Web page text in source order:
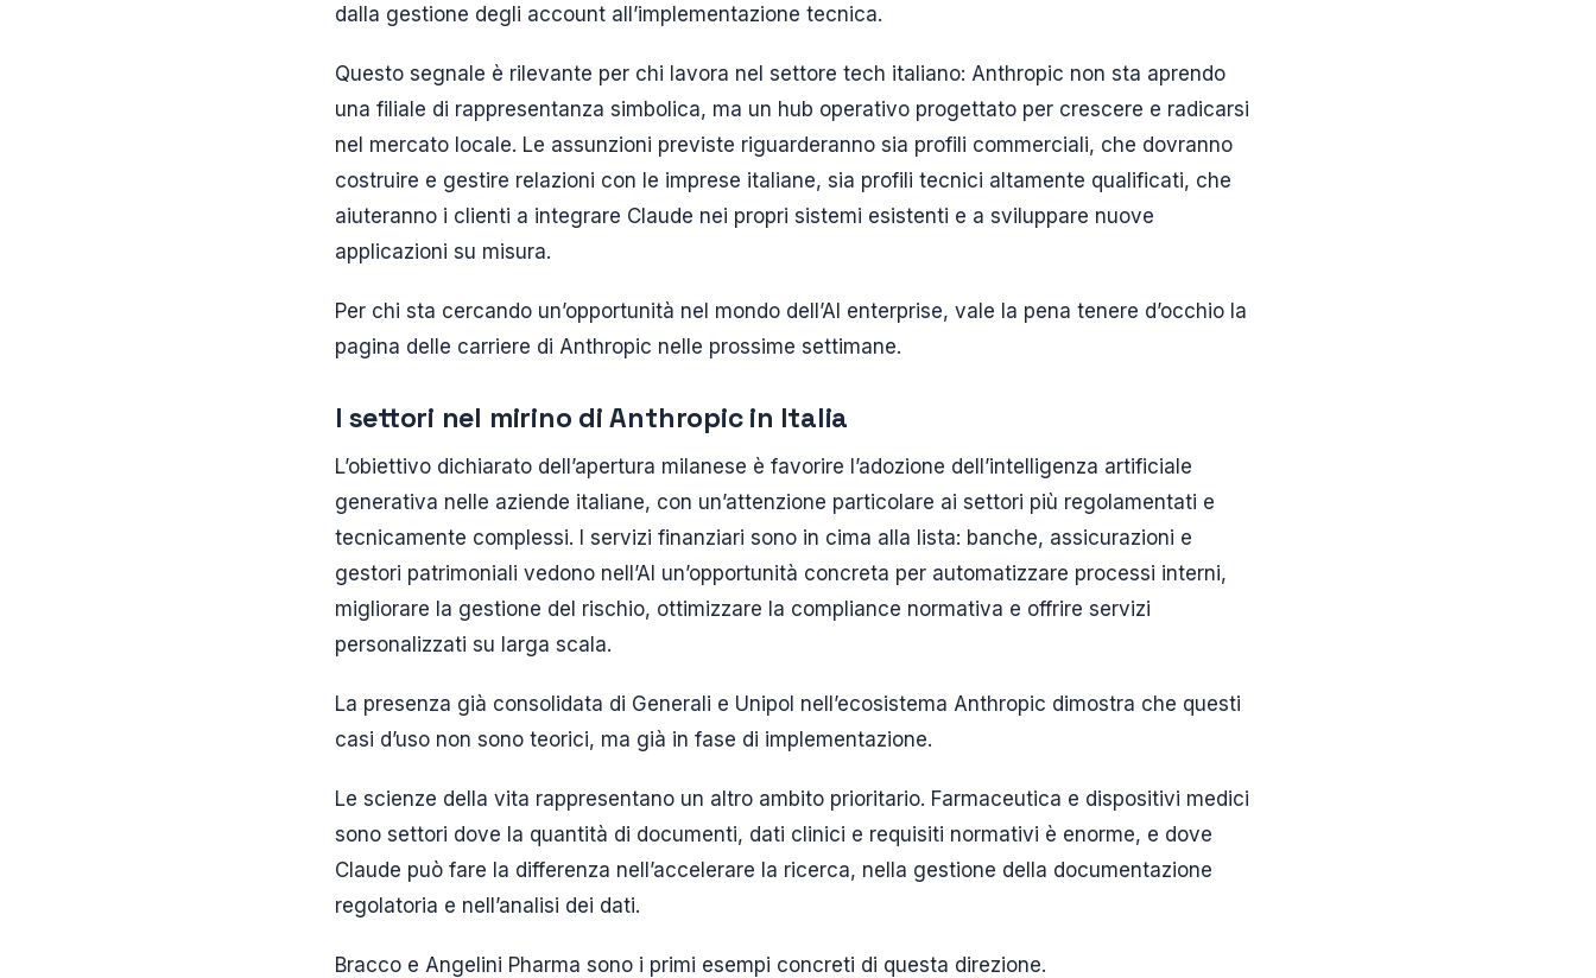
dalla gestione degli account all’implementazione tecnica.
Questo segnale è rilevante per chi lavora nel settore tech italiano: Anthropic non sta aprendo
una filiale di rappresentanza simbolica, ma un hub operativo progettato per crescere e radicarsi
nel mercato locale. Le assunzioni previste riguarderanno sia profili commerciali, che dovranno
costruire e gestire relazioni con le imprese italiane, sia profili tecnici altamente qualificati, che
aiuteranno i clienti a integrare Claude nei propri sistemi esistenti e a sviluppare nuove
applicazioni su misura.
Per chi sta cercando un’opportunità nel mondo dell’AI enterprise, vale la pena tenere d’occhio la
pagina delle carriere di Anthropic nelle prossime settimane.
I settori nel mirino di Anthropic in Italia
L’obiettivo dichiarato dell’apertura milanese è favorire l’adozione dell’intelligenza artificiale
generativa nelle aziende italiane, con un’attenzione particolare ai settori più regolamentati e
tecnicamente complessi. I servizi finanziari sono in cima alla lista: banche, assicurazioni e
gestori patrimoniali vedono nell’AI un’opportunità concreta per automatizzare processi interni,
migliorare la gestione del rischio, ottimizzare la compliance normativa e offrire servizi
personalizzati su larga scala.
La presenza già consolidata di Generali e Unipol nell’ecosistema Anthropic dimostra che questi
casi d’uso non sono teorici, ma già in fase di implementazione.
Le scienze della vita rappresentano un altro ambito prioritario. Farmaceutica e dispositivi medici
sono settori dove la quantità di documenti, dati clinici e requisiti normativi è enorme, e dove
Claude può fare la differenza nell’accelerare la ricerca, nella gestione della documentazione
regolatoria e nell’analisi dei dati.
Bracco e Angelini Pharma sono i primi esempi concreti di questa direzione.